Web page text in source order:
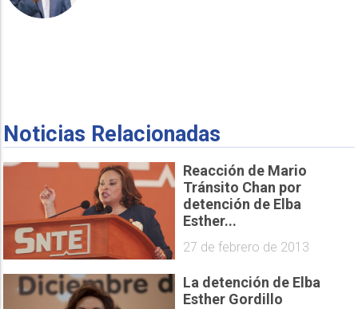
Noticias Relacionadas
Reacción de Mario
Tránsito Chan por
detención de Elba
Esther...
27 de febrero de 2013
La detención de Elba
Esther Gordillo